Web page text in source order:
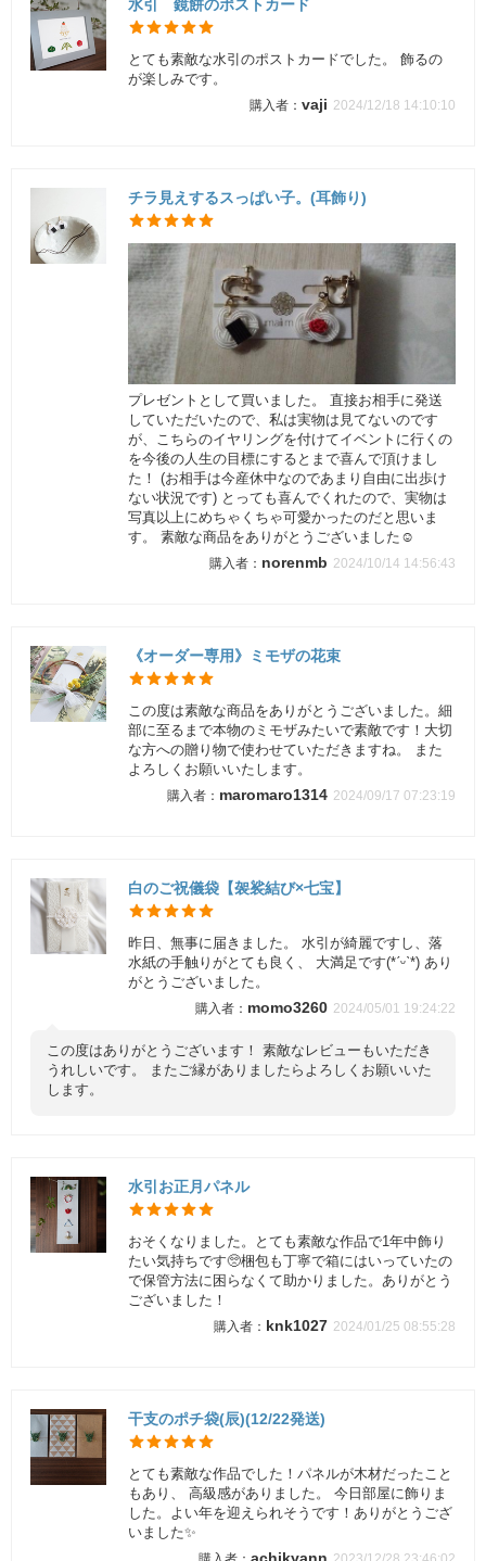
水引 鏡餅のポストカード
とても素敵な水引のポストカードでした。 飾るの
が楽しみです。
vaji 2024/12/18 14:10:10
チラ見えするスっぱい子。(耳飾り)
プレゼントとして買いました。 直接お相手に発送
していただいたので、私は実物は見てないのです
が、こちらのイヤリングを付けてイベントに行くの
を今後の人生の目標にするとまで喜んで頂けまし
た！ (お相手は今産休中なのであまり自由に出歩け
ない状況です) とっても喜んでくれたので、実物は
写真以上にめちゃくちゃ可愛かったのだと思いま
す。 素敵な商品をありがとうございました☺️
norenmb 2024/10/14 14:56:43
《オーダー専用》ミモザの花束
この度は素敵な商品をありがとうございました。細
部に至るまで本物のミモザみたいで素敵です！大切
な方への贈り物で使わせていただきますね。 また
よろしくお願いいたします。
maromaro1314 2024/09/17 07:23:19
白のご祝儀袋【袈裟結び×七宝】
昨日、無事に届きました。 水引が綺麗ですし、落
水紙の手触りがとても良く、 大満足です(*ˊᵕˋ*) あり
がとうございました。
momo3260 2024/05/01 19:24:22
この度はありがとうございます！ 素敵なレビューもいただき
うれしいです。 またご縁がありましたらよろしくお願いいた
します。
水引お正月パネル
おそくなりました。とても素敵な作品で1年中飾り
たい気持ちです🥺梱包も丁寧で箱にはいっていたの
で保管方法に困らなくて助かりました。ありがとう
ございました！
knk1027 2024/01/25 08:55:28
干支のポチ袋(辰)(12/22発送)
とても素敵な作品でした！パネルが木材だったこと
もあり、 高級感がありました。 今日部屋に飾りま
した。よい年を迎えられそうです！ありがとうござ
いました✨